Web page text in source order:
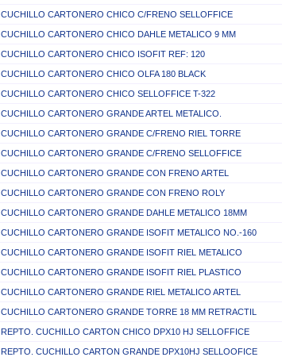
CUCHILLO CARTONERO CHICO C/FRENO SELLOFFICE
CUCHILLO CARTONERO CHICO DAHLE METALICO 9 MM
CUCHILLO CARTONERO CHICO ISOFIT REF: 120
CUCHILLO CARTONERO CHICO OLFA 180 BLACK
CUCHILLO CARTONERO CHICO SELLOFFICE T-322
CUCHILLO CARTONERO GRANDE ARTEL METALICO.
CUCHILLO CARTONERO GRANDE C/FRENO RIEL TORRE
CUCHILLO CARTONERO GRANDE C/FRENO SELLOFFICE
CUCHILLO CARTONERO GRANDE CON FRENO ARTEL
CUCHILLO CARTONERO GRANDE CON FRENO ROLY
CUCHILLO CARTONERO GRANDE DAHLE METALICO 18MM
CUCHILLO CARTONERO GRANDE ISOFIT METALICO NO.-160
CUCHILLO CARTONERO GRANDE ISOFIT RIEL METALICO
CUCHILLO CARTONERO GRANDE ISOFIT RIEL PLASTICO
CUCHILLO CARTONERO GRANDE RIEL METALICO ARTEL
CUCHILLO CARTONERO GRANDE TORRE 18 MM RETRACTIL
REPTO. CUCHILLO CARTON CHICO DPX10 HJ SELLOFFICE
REPTO. CUCHILLO CARTON GRANDE DPX10HJ SELLOOFICE